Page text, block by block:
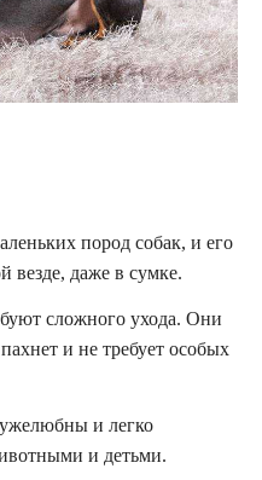
пород собак, и его
везде, даже в сумке.
сложного ухода. Они
и не требует особых
и легко
и детьми.